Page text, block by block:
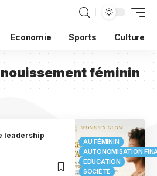
Economie Sports Culture
féminin
AU FÉMININ
AUTONOMISATION
EDUCATION
SOCIÉTÉ
leadership